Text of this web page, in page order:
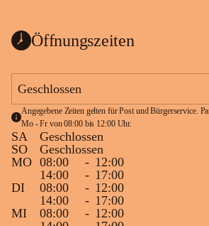
Öffnungszeiten
Geschlossen
Angegebene Zeiten gelten für Post und Bürgerservice.
Mo - Fr von 08:00 bis 12:00 Uhr.
SA
Geschlossen
SO
Geschlossen
MO 08:00 - 12:00
14:00
- 17:00
DI
08:00 - 12:00
14:00
- 17:00
MI
08:00 - 12:00